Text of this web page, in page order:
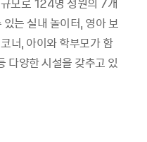
는 실내 놀이터, 영아 보
너, 아이와 학부모가 함
다양한 시설을 갖추고 있